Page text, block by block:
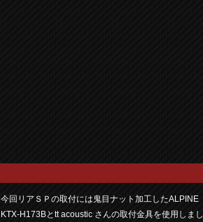
今回リアＳＰの取付には鬼目ナット加工したALPINE
KTX-H173Bとtt acoustic さんの取付金具を使用しまし